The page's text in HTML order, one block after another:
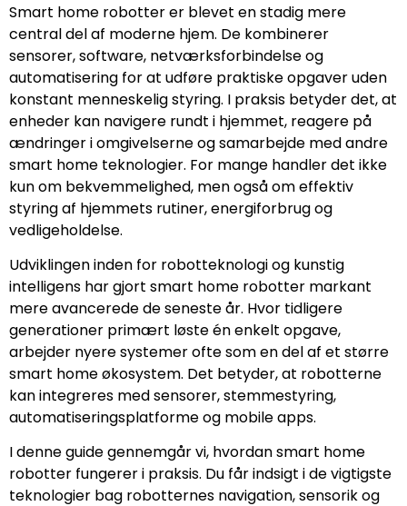
Smart home robotter er blevet en stadig mere
central del af moderne hjem. De kombinerer
sensorer, software, netværksforbindelse og
automatisering for at udføre praktiske opgaver uden
konstant menneskelig styring. I praksis betyder det, at
enheder kan navigere rundt i hjemmet, reagere på
ændringer i omgivelserne og samarbejde med andre
smart home teknologier. For mange handler det ikke
kun om bekvemmelighed, men også om effektiv
styring af hjemmets rutiner, energiforbrug og
vedligeholdelse.
Udviklingen inden for robotteknologi og kunstig
intelligens har gjort smart home robotter markant
mere avancerede de seneste år. Hvor tidligere
generationer primært løste én enkelt opgave,
arbejder nyere systemer ofte som en del af et større
smart home økosystem. Det betyder, at robotterne
kan integreres med sensorer, stemmestyring,
automatiseringsplatforme og mobile apps.
I denne guide gennemgår vi, hvordan smart home
robotter fungerer i praksis. Du får indsigt i de vigtigste
teknologier bag robotternes navigation, sensorik og